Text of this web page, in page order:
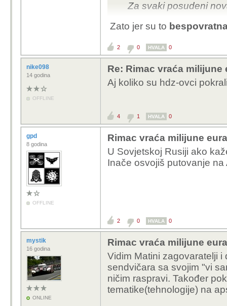
Za svaki posudeni
Zato jer su to
2 0 HVALA 0
nike098
14 godina
OFFLINE
Re: Rimac vraća milijune
Aj koliko su hdz-ovci
4 1 HVALA 0
gpd
8 godina
OFFLINE
Rimac vraća milijune
U Sovjetskoj Rusiji ako
Inače osvojiš putovanje na
2 0 HVALA 0
mystik
16 godina
ONLINE
Rimac vraća milijune
Vidim Matini zagovaratelji
sendvičara sa svojim "vi
ničim raspravi. Također
tematike(tehnologije) na